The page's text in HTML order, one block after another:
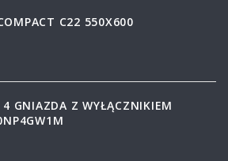
C22 550X600
4 GNIAZDA Z WYŁĄCZNIKIEM